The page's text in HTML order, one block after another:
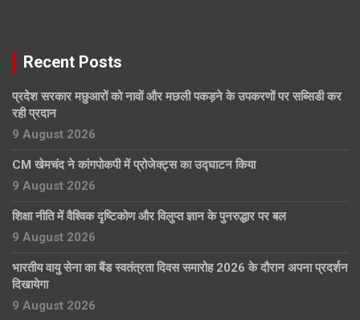
Recent Posts
प्रदेश सरकार मछुआरों को नावों और मछली पकड़ने के उपकरणों पर सब्सिडी कर
रही प्रदान
9 August 2026
CM खेमचंद ने कांगपोकपी में प्रोजेक्ट्स का उद्घाटन किया
9 August 2026
शिक्षा नीति में वैश्विक दृष्टिकोण और विलुप्त ज्ञान के पुनरुद्धार पर बल
9 August 2026
भारतीय वायु सेना का बैंड स्वतंत्रता दिवस समारोह 2026 के दौरान अपना प्रदर्शन
दिखायेगा
9 August 2026